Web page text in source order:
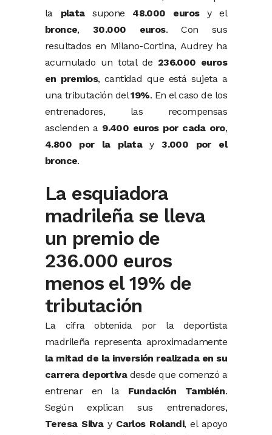
la plata supone 48.000 euros yel
bronce,30.000 euros.Con sus
resultados en Milano-Cortina, Audrey ha
acumulado untotal de 236.000 euros
en premios,cantidad que está sujeta a
una tributación del19%. En elcasode los
entrenadores, las recompensas
asciendena 9.400 euros por cada oro,
4.800 por la plata y3.000 por el
bronce.
La esquiadora
madrileña se lleva
un premio de
236.000 euros
menos el 19% de
tributación
La cifraobtenida por la deportista
madrileña representa aproximadamente
la mitad de la inversión realizada en su
carrera deportiva desdequecomenzó a
entrenar en la Fundación También.
Segúnexplican sus entrenadores,
TeresaSilva y Carlos Rolandi,elapoyo